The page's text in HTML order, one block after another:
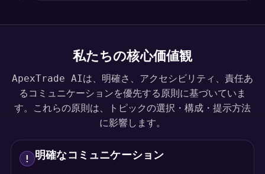
私たちの核心価値観
ApexTrade AIは、明確さ、アクセシビリティ、責任あ
るコミュニケーションを優先する原則に基づいていま
す。これらの原則は、トピックの選択・構成・提示方法
に影響します。
! 明確なコミュニケーション